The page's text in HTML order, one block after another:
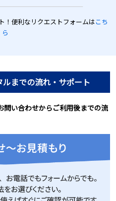
！便利なリクエストフォームはこち
ら
までの流れ・サポート
い合わせからご利用後までの流